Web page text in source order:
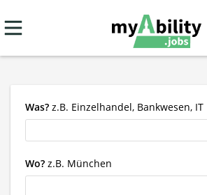
Was? z.B. Einzelhandel, Bankwesen, IT
Wo? z.B. München